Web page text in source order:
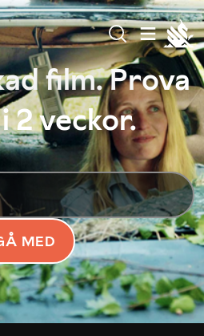
film. Prova
2 veckor.
MED